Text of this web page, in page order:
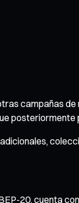
campañas
20, cuenta